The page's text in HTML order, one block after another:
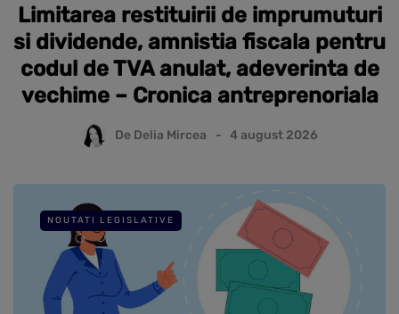
Limitarea restituirii de imprumuturi
si dividende, amnistia fiscala pentru
codul de TVA anulat, adeverinta de
vechime – Cronica antreprenoriala
De Delia Mircea 4 august 2026
NOUTATI LEGISLATIVE